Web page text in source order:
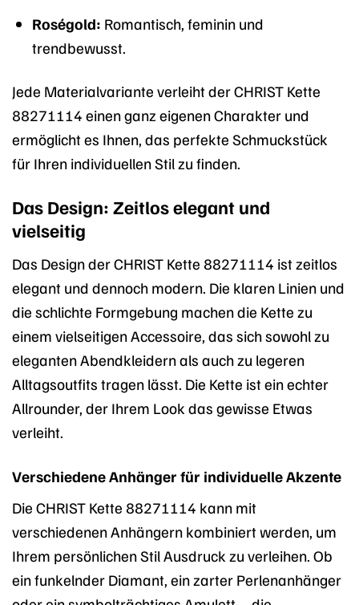
Roségold: Romantisch, feminin und
trendbewusst.
Jede Materialvariante verleiht der CHRIST Kette
88271114 einen ganz eigenen Charakter und
ermöglicht es Ihnen, das perfekte Schmuckstück
für Ihren individuellen Stil zu finden.
Das Design: Zeitlos elegant und
vielseitig
Das Design der CHRIST Kette 88271114 ist zeitlos
elegant und dennoch modern. Die klaren Linien und
die schlichte Formgebung machen die Kette zu
einem vielseitigen Accessoire, das sich sowohl zu
eleganten Abendkleidern als auch zu legeren
Alltagsoutfits tragen lässt. Die Kette ist ein echter
Allrounder, der Ihrem Look das gewisse Etwas
verleiht.
Verschiedene Anhänger für individuelle Akzente
Die CHRIST Kette 88271114 kann mit
verschiedenen Anhängern kombiniert werden, um
Ihrem persönlichen Stil Ausdruck zu verleihen. Ob
ein funkelnder Diamant, ein zarter Perlenanhänger